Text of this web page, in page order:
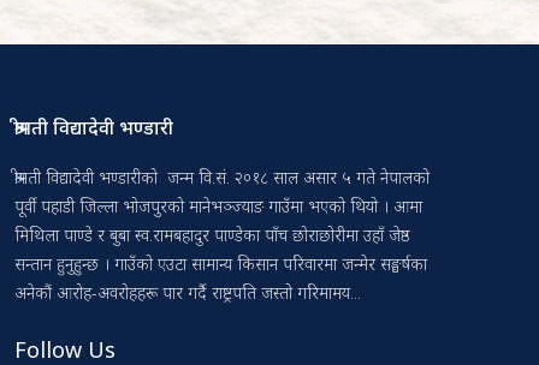
श्रीमती विद्यादेवी भण्डारी
श्रीमती विद्यादेवी भण्डारीको जन्म वि.सं. २०१८ साल असार ५ गते नेपालको
पूर्वी पहाडी जिल्ला भोजपुरको मानेभञ्ज्याङ गाउँमा भएको थियो । आमा
मिथिला पाण्डे र बुबा स्व.रामबहादुर पाण्डेका पाँच छोराछोरीमा उहाँ जेष्ठ
सन्तान हुनुहुन्छ । गाउँको एउटा सामान्य किसान परिवारमा जन्मेर सङ्घर्षका
अनेकौं आरोह-अवरोहहरू पार गर्दै राष्ट्रपति जस्तो गरिमामय...
Follow Us